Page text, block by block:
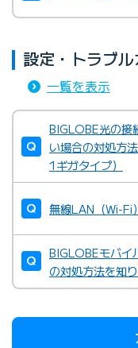
設定・トラブ
一覧を表示
BIGLOBE光の接
い場合の対処方
1ギガタイプ）
無線LAN（Wi-Fi
BIGLOBEモバ
の対処方法を知